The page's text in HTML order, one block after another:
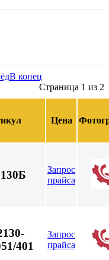
В конец
Страница 1 из 2
Цена
Запрос
прайса
401
Запрос
прайса